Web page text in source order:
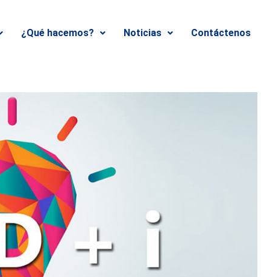
¿Qué hacemos? Noticias Contáctenos